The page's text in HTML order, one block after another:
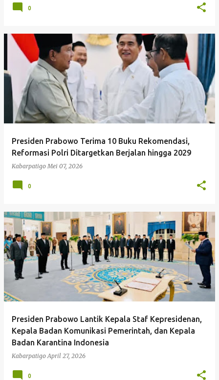
0
Presiden Prabowo Terima 10 Buku Rekomendasi,
Reformasi Polri Ditargetkan Berjalan hingga 2029
Kabarpatigo Mei 07, 2026
0
Presiden Prabowo Lantik Kepala Staf Kepresidenan,
Kepala Badan Komunikasi Pemerintah, dan Kepala
Badan Karantina Indonesia
Kabarpatigo April 27, 2026
0